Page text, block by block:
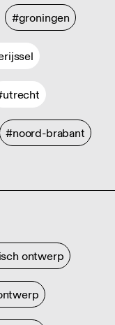
#groningen
#noord-brabant
ontwerp